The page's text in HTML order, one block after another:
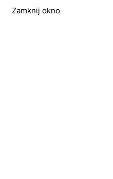
Zamknij okno